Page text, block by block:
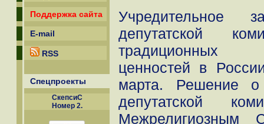
Поддержка сайта
E-mail
RSS
Спецпроекты
СкепсиС
Номер 2.
Учредительное
депутатской
традиционных
ценностей в
марта. Решение о
депутатской
Межрелигиозным